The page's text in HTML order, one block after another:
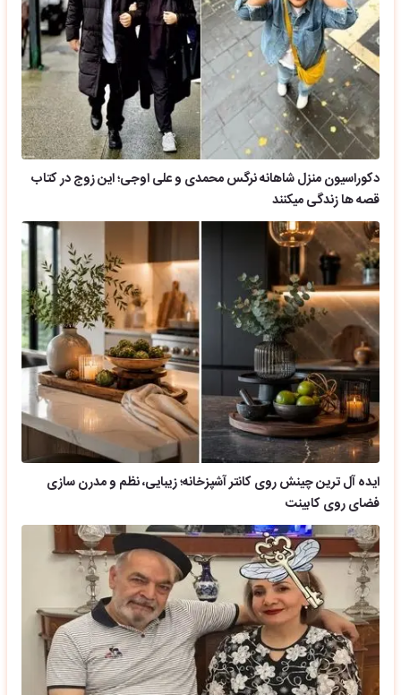
دکوراسیون منزل شاهانه نرگس محمدی و علی اوجی؛ این زوج در کتاب
قصه ها زندگی میکنند
ایده آل ترین چینش روی کانتر آشپزخانه؛ زیبایی، نظم و مدرن سازی
فضای روی کابینت